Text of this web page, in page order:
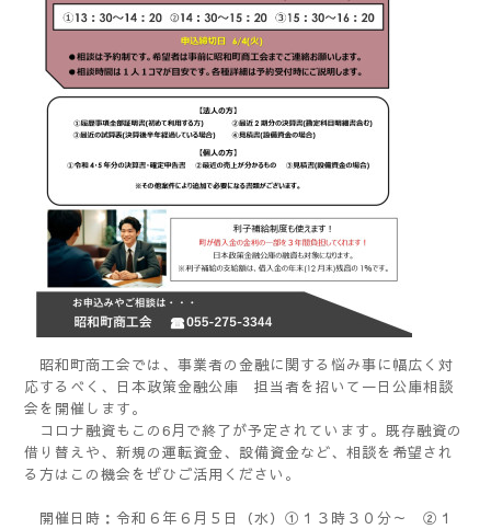
昭和町商工会では、事業者の金融に関する悩み事に幅広く対
応するべく、日本政策金融公庫 担当者を招いて一日公庫相談
会を開催します。
コロナ融資もこの6月で終了が予定されています。既存融資の
借り替えや、新規の運転資金、設備資金など、相談を希望され
る方はこの機会をぜひご活用ください。
開催日時：令和６年６月５日（水）①１３時３０分～ ②１